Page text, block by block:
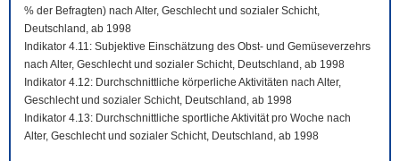
% der Befragten) nach Alter, Geschlecht und sozialer Schicht,
Deutschland, ab 1998
Indikator 4.11: Subjektive Einschätzung des Obst- und Gemüseverzehrs
nach Alter, Geschlecht und sozialer Schicht, Deutschland, ab 1998
Indikator 4.12: Durchschnittliche körperliche Aktivitäten nach Alter,
Geschlecht und sozialer Schicht, Deutschland, ab 1998
Indikator 4.13: Durchschnittliche sportliche Aktivität pro Woche nach
Alter, Geschlecht und sozialer Schicht, Deutschland, ab 1998